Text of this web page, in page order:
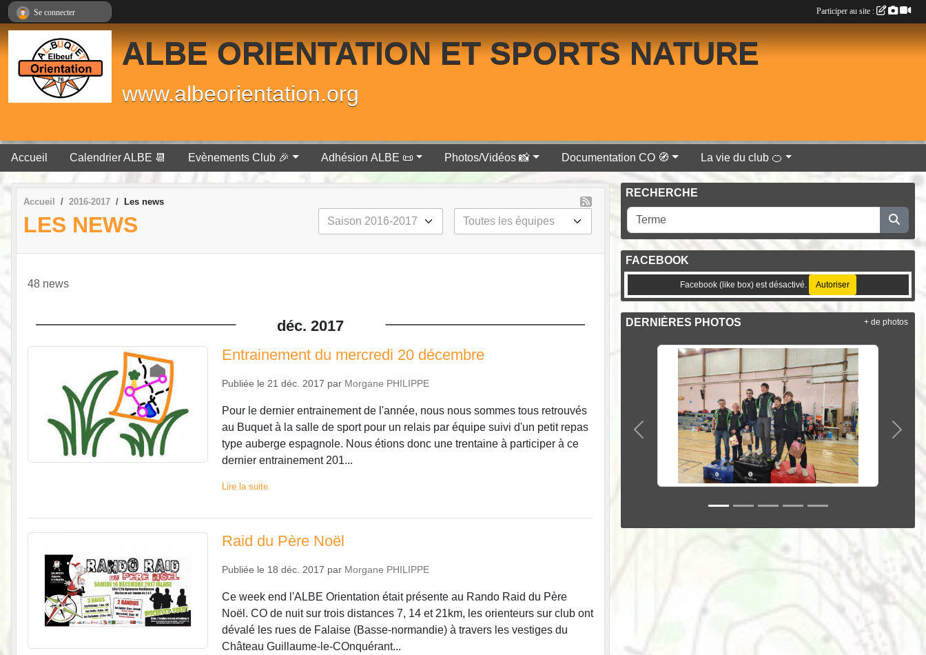
ALBE ORIENTATION ET SPORTS NATURE
www.albeorientation.org
Accueil Calendrier ALBE 📆 Evènements Club 🎉 Adhésion ALBE 📜 Photos/Vidéos 📸 Documentation CO 🧭 La vie du club 🍊
Accueil 2016-2017 Les news
LES NEWS
48 news
déc. 2017
Entrainement du mercredi 20 décembre
Publiée le 21 déc. 2017 par Morgane PHILIPPE
Pour le dernier entrainement de l'année, nous nous sommes tous retrouvés
au Buquet à la salle de sport pour un relais par équipe suivi d'un petit repas
type auberge espagnole. Nous étions donc une trentaine à participer à ce
dernier entrainement 201...
Lire la suite
Raid du Père Noël
Publiée le 18 déc. 2017 par Morgane PHILIPPE
Ce week end l'ALBE Orientation était présente au Rando Raid du Père
Noël. CO de nuit sur trois distances 7, 14 et 21km, les orienteurs sur club ont
dévalé les rues de Falaise (Basse-normandie) à travers les vestiges du
Château Guillaume-le-COnquérant...
RECHERCHE
FACEBOOK
Facebook (like box) est désactivé. Autoriser
DERNIÈRES PHOTOS
Précedent
+ de photos
Se connecter Participer au site :
Panneau de gestion des cookies